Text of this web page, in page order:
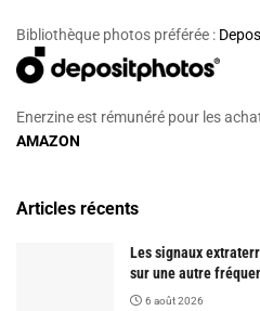
Bibliothèque photos préférée :
Enerzine est rémunéré pour les
AMAZON
Articles récents
Les signaux
sur une autre
6 août 2026